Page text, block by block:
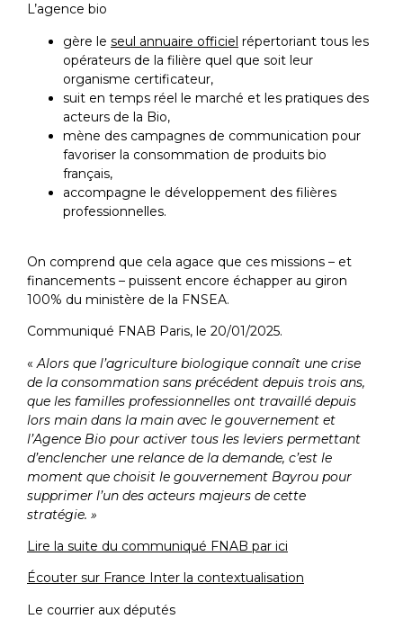
L’agence bio
gère le seul annuaire officiel répertoriant tous les
opérateurs de la filière quel que soit leur
organisme certificateur,
suit en temps réel le marché et les pratiques des
acteurs de la Bio,
mène des campagnes de communication pour
favoriser la consommation de produits bio
français,
accompagne le développement des filières
professionnelles.
On comprend que cela agace que ces missions – et
financements – puissent encore échapper au giron
100% du ministère de la FNSEA.
Communiqué FNAB Paris, le 20/01/2025.
«Alors que l’agriculture biologique connaît une crise
de la consommation sans précédent depuis trois ans,
que les familles professionnelles ont travaillé depuis
lors main dans la main avec le gouvernement et
l’Agence Bio pour activer tous les leviers permettant
d’enclencher une relance de la demande, c’est le
moment que choisit le gouvernement Bayrou pour
supprimer l’un des acteurs majeurs de cette
stratégie. »
Lire la suite du communiqué FNAB par ici
Écouter sur France Inter la contextualisation
Le courrier aux députés